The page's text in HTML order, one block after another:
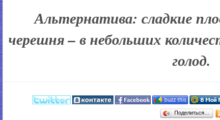
Альтернатива: сладкие
черешня – в небольших
голод.
Поделиться…